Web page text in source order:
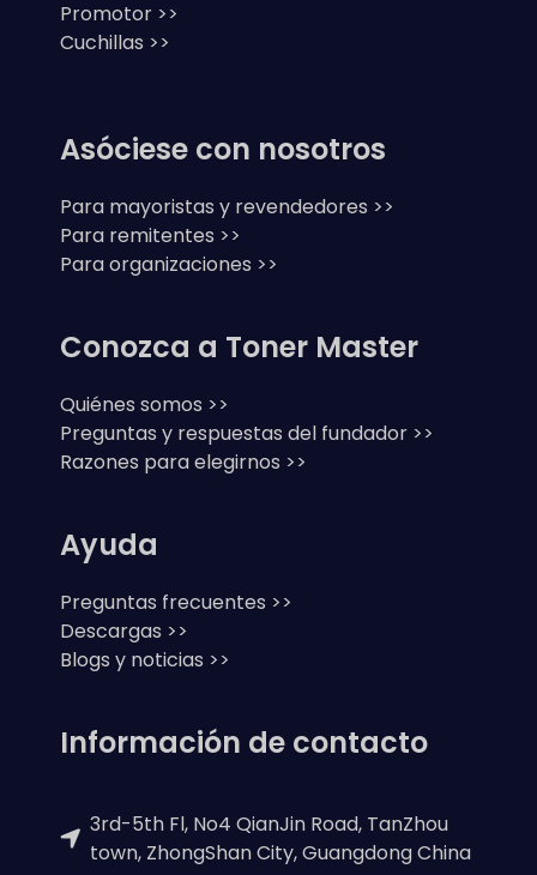
Promotor >>
Cuchillas >>
Asóciese con nosotros
Para mayoristas y revendedores >>
Para remitentes >>
Para organizaciones >>
Conozca a Toner Master
Quiénes somos >>
Preguntas y respuestas del fundador >>
Razones para elegirnos >>
Ayuda
Preguntas frecuentes >>
Descargas >>
Blogs y noticias >>
Información de contacto
3rd-5th Fl, No4 QianJin Road, TanZhou
town, ZhongShan City, Guangdong China